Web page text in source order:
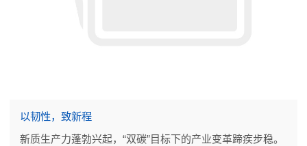
以韧性，致新程
新质生产力蓬勃兴起，“双碳”目标下的产业变革蹄疾步稳。